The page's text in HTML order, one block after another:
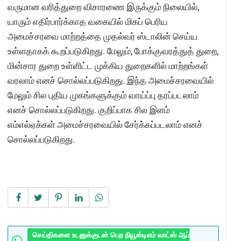
வருமான வரித்துறை விசாரணை இருக்கும் நிலையில்,
யாரும் எதிர்பார்க்காத வகையில் மிகப் பெரிய
அமைச்சரவை மாற்றத்தை முதல்வர் ஸ்டாலின் செய்ய
உள்ளதாகக் கூறப்படுகிறது. மேலும், போக்குவரத்துத் துறை,
மின்சார துறை உள்ளிட்ட முக்கிய துறைகளில் மாற்றங்கள்
வரலாம் எனச் சொல்லப்படுகிறது. இந்த அமைச்சரவையில்
மேலும் சில புதிய முகங்களுக்கும் வாய்ப்பு தரப்படலாம்
எனச் சொல்லப்படுகிறது. குறிப்பாக சில இளம்
எம்எல்ஏக்கள் அமைச்சரவையில் சேர்க்கப்படலாம் எனச்
சொல்லப்படுகிறது.
செய்திகளை உடனுக்குடன் பெற நியூஸ்டிஎம் வாட்ஸ் ஆப்